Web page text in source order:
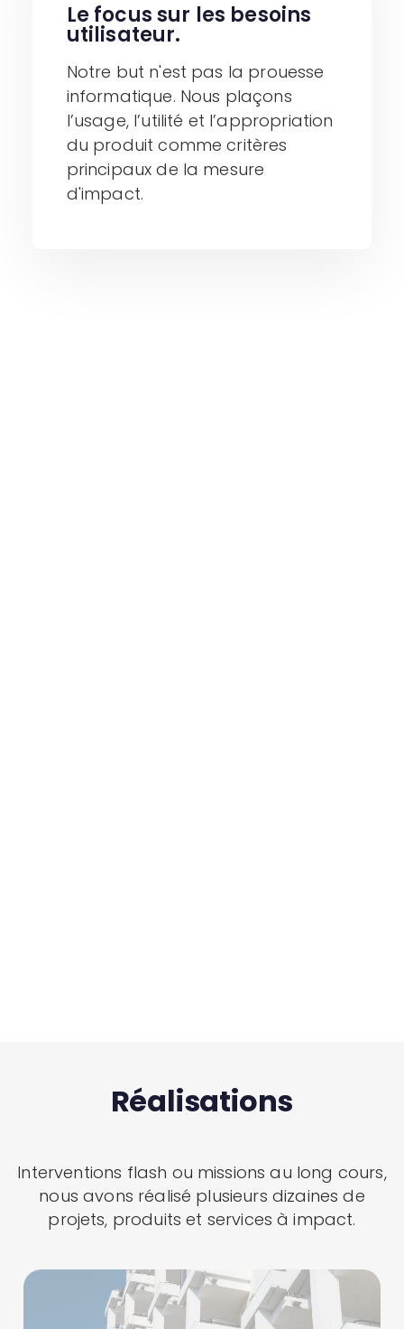
Le focus sur les besoins
utilisateur. ​
Notre but n'est pas la prouesse
informatique. Nous plaçons
l’usage, l’utilité et l’appropriation
du produit comme critères
principaux de la mesure
d'impact.​
Réalisations
Interventions flash ou missions au long cours,
nous avons réalisé plusieurs dizaines de
projets, produits et services à impact.